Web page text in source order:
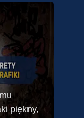
piękny,